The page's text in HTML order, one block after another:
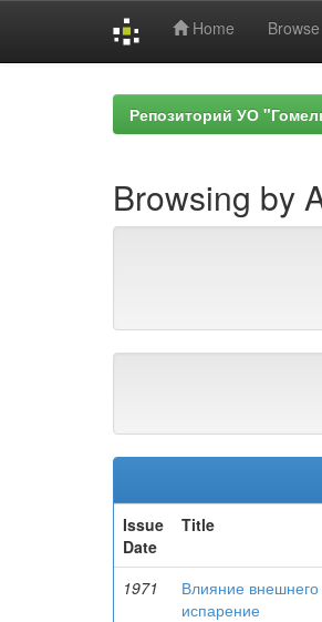
Home Browse
Репозиторий УО
Browsing by
Issue
Date
Title
1971
Влияние
испарение